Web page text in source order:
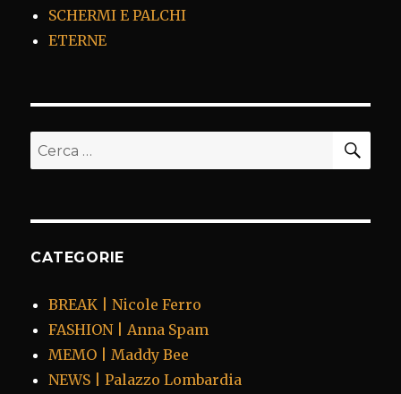
SCHERMI E PALCHI
ETERNE
Cerca:
CATEGORIE
BREAK | Nicole Ferro
FASHION | Anna Spam
MEMO | Maddy Bee
NEWS | Palazzo Lombardia